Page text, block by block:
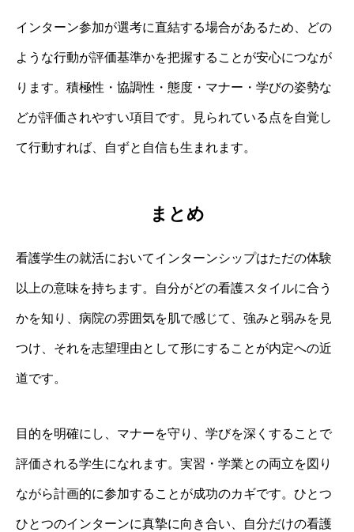
インターン参加が選考に直結する場合があるため、どの
ような行動が評価基準かを把握することが安心につなが
ります。積極性・協調性・態度・マナー・学びの姿勢な
どが評価されやすい項目です。見られている点を自覚し
て行動すれば、自ずと自信も生まれます。
まとめ
看護学生の就活においてインターンシップはただの体験
以上の意味を持ちます。自分がどの看護スタイルに合う
かを知り、病院の雰囲気を肌で感じて、強みと弱みを見
つけ、それを志望理由として形にすることが内定への近
道です。
目的を明確にし、マナーを守り、学びを深くすることで
評価される学生になれます。実習・学業との両立を図り
ながら計画的に参加することが成功のカギです。ひとつ
ひとつのインターンに真摯に向き合い、自分だけの看護